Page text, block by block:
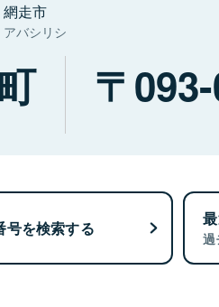
網走市
アバシリシ
号を検索する
過